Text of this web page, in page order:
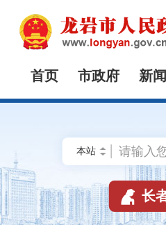
首页 市政府 新
 长